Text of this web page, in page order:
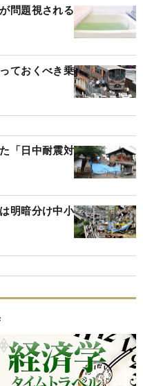
問題視される
ておくべき乗
「日中耐震対
明暗分け中小